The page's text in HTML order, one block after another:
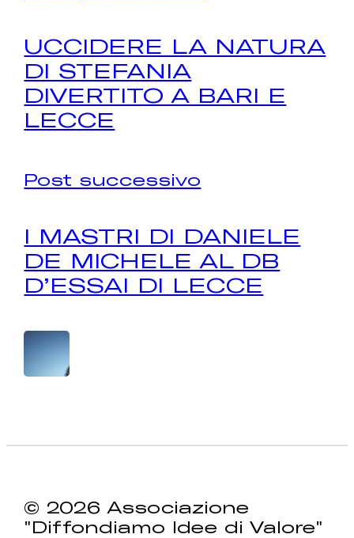
UCCIDERE LA NATURA
DI STEFANIA
DIVERTITO A BARI E
LECCE
Post successivo
I MASTRI DI DANIELE
DE MICHELE AL DB
D’ESSAI DI LECCE
© 2026 Associazione
"Diffondiamo Idee di Valore"